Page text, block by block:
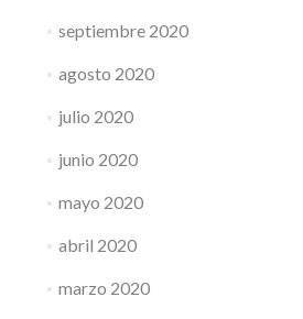
septiembre 2020
agosto 2020
julio 2020
junio 2020
mayo 2020
abril 2020
marzo 2020